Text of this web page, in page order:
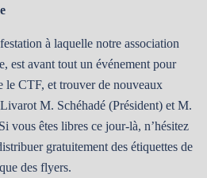
à laquelle notre association
est avant tout un événement pour
le CTF, et trouver de nouveaux
M. Schéhadé (Président) et M.
vous êtes libres ce jour-là, n’hésitez
gratuitement des étiquettes de
des flyers.